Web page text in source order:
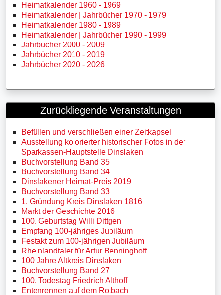
Heimatkalender 1960 - 1969
Heimatkalender | Jahrbücher 1970 - 1979
Heimatkalender 1980 - 1989
Heimatkalender | Jahrbücher 1990 - 1999
Jahrbücher 2000 - 2009
Jahrbücher 2010 - 2019
Jahrbücher 2020 - 2026
Zurückliegende Veranstaltungen
Befüllen und verschließen einer Zeitkapsel
Ausstellung kolorierter historischer Fotos in der
Sparkassen-Hauptstelle Dinslaken
Buchvorstellung Band 35
Buchvorstellung Band 34
Dinslakener Heimat-Preis 2019
Buchvorstellung Band 33
1. Gründung Kreis Dinslaken 1816
Markt der Geschichte 2016
100. Geburtstag Willi Dittgen
Empfang 100-jähriges Jubiläum
Festakt zum 100-jährigen Jubiläum
Rheinlandtaler für Artur Benninghoff
100 Jahre Altkreis Dinslaken
Buchvorstellung Band 27
100. Todestag Friedrich Althoff
Entenrennen auf dem Rotbach